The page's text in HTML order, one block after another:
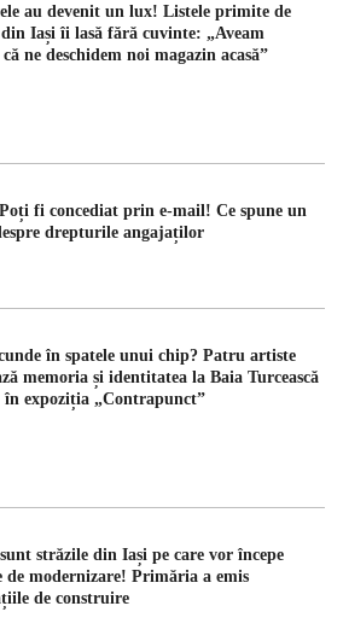
au devenit un lux! Listele primite de
Iași îi lasă fără cuvinte: „Aveam
că ne deschidem noi magazin acasă”
Poți fi concediat prin e-mail! Ce spune un
drepturile angajaților
în spatele unui chip? Patru artiste
memoria și identitatea la Baia Turcească
în expoziția „Contrapunct”
sunt străzile din Iași pe care vor începe
de modernizare! Primăria a emis
de construire